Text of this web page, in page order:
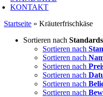
KONTAKT
Startseite » Kräuterfrischkäse
Sortieren nach
Sortieren nach
Sortieren nach
Sortieren nach
Sortieren nach
Sortieren nach
Sortieren nach